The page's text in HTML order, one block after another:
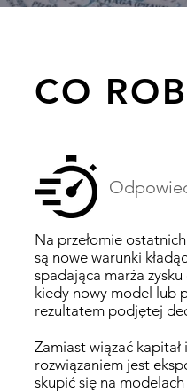
CO
Na przełomie
są nowe warunki
spadająca marża
kiedy nowy model lub
rezultatem podjętej
Zamiast wiązać
rozwiązaniem jest
skupić się na